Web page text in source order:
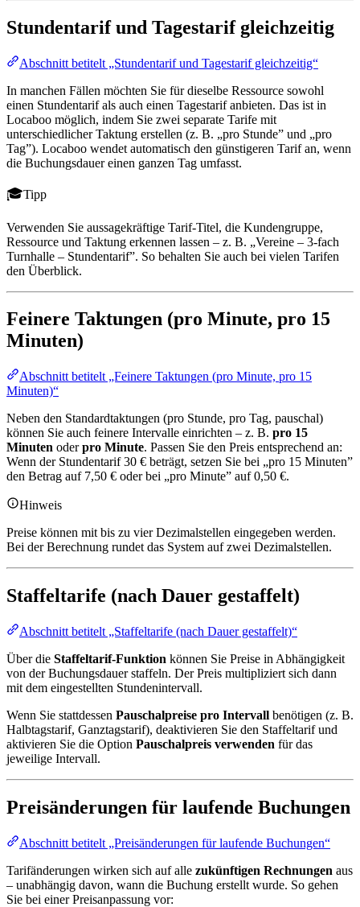
Stundentarif und Tagestarif gleichzeitig
Abschnitt betitelt „Stundentarif und Tagestarif gleichzeitig“
In manchen Fällen möchten Sie für dieselbe Ressource sowohl
einen Stundentarif als auch einen Tagestarif anbieten. Das ist in
Locaboo möglich, indem Sie zwei separate Tarife mit
unterschiedlicher Taktung erstellen (z. B. „pro Stunde” und „pro
Tag”). Locaboo wendet automatisch den günstigeren Tarif an, wenn
die Buchungsdauer einen ganzen Tag umfasst.
Tipp
Verwenden Sie aussagekräftige Tarif-Titel, die Kundengruppe,
Ressource und Taktung erkennen lassen – z. B. „Vereine – 3-fach
Turnhalle – Stundentarif”. So behalten Sie auch bei vielen Tarifen
den Überblick.
Feinere Taktungen (pro Minute, pro 15
Minuten)
Abschnitt betitelt „Feinere Taktungen (pro Minute, pro 15
Minuten)“
Neben den Standardtaktungen (pro Stunde, pro Tag, pauschal)
können Sie auch feinere Intervalle einrichten – z. B. pro 15
Minuten oderpro Minute. Passen Sie den Preis entsprechend an:
Wenn der Stundentarif 30 € beträgt, setzen Sie bei „pro 15 Minuten”
den Betrag auf 7,50 € oder bei „pro Minute” auf 0,50 €.
Hinweis
Preise können mit bis zu vier Dezimalstellen eingegeben werden.
Bei der Berechnung rundet das System auf zwei Dezimalstellen.
Staffeltarife (nach Dauer gestaffelt)
Abschnitt betitelt „Staffeltarife (nach Dauer gestaffelt)“
Über die Staffeltarif-Funktion können Sie Preise in Abhängigkeit
von der Buchungsdauer staffeln. Der Preis multipliziert sich dann
mit dem eingestellten Stundenintervall.
Wenn Sie stattdessen Pauschalpreise pro Intervall benötigen (z. B.
Halbtagstarif, Ganztagstarif), deaktivieren Sie den Staffeltarif und
aktivieren Sie die Option Pauschalpreis verwenden für das
jeweilige Intervall.
Preisänderungen für laufende Buchungen
Abschnitt betitelt „Preisänderungen für laufende Buchungen“
Tarifänderungen wirken sich auf alle zukünftigen Rechnungen aus
– unabhängig davon, wann die Buchung erstellt wurde. So gehen
Sie bei einer Preisanpassung vor: